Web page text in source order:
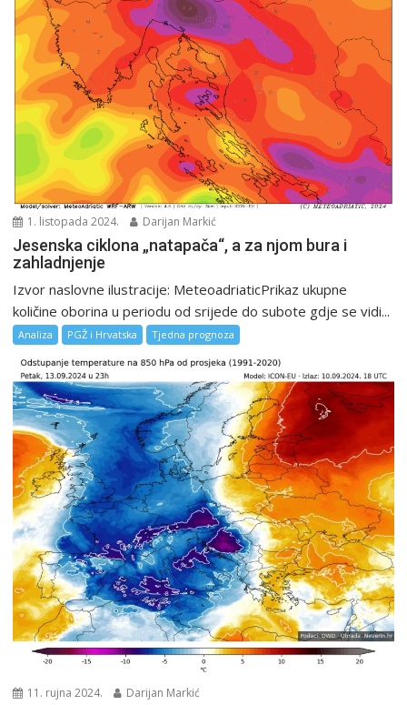
1. listopada 2024. Darijan Markić
Jesenska ciklona „natapača“, a za njom bura i
zahladnjenje
Izvor naslovne ilustracije: MeteoadriaticPrikaz ukupne
količine oborina u periodu od srijede do subote gdje se vidi...
Analiza PGŽ i Hrvatska Tjedna prognoza
11. rujna 2024. Darijan Markić